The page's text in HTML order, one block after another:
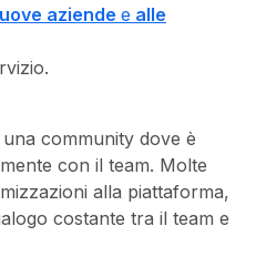
aziende e alle
community dove è
con il team. Molte
alla piattaforma,
costante tra il team e